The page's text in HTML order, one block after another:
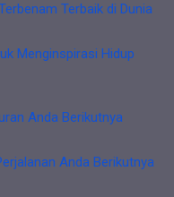
Terbaik di Dunia
Menginspirasi Hidup
Anda Berikutnya
Anda Berikutnya